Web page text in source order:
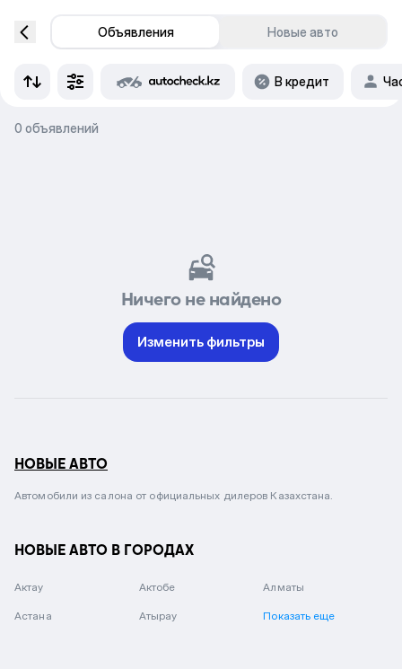
Объявления Новые авто
В кредит
0 объявлений
Ничего не найдено
Изменить фильтры
НОВЫЕ АВТО
Автомобили из салона от официальных дилеров Казахстана.
НОВЫЕ АВТО В ГОРОДАХ
Актау Актобе Алматы
Астана Атырау Показать еще